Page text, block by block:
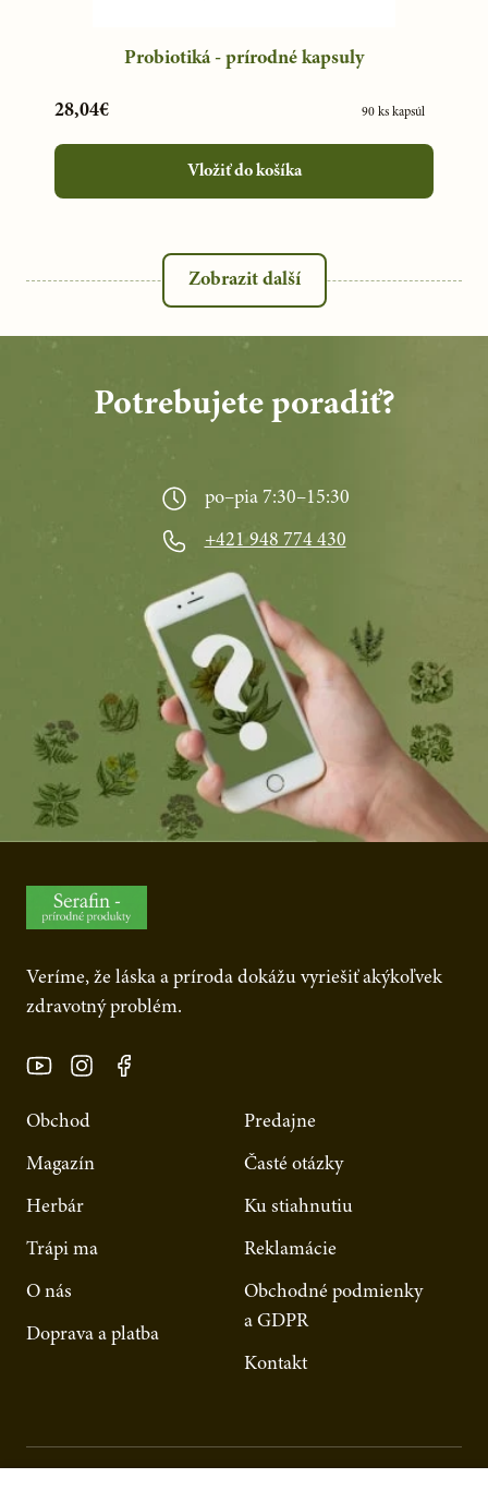
Probiotiká - prírodné kapsuly
28,04€ 90 ks kapsúl
Vložiť do košíka
Zobrazit další
Potrebujete poradiť?
po–pia 7:30–15:30
+421 948 774 430
Veríme, že láska a príroda dokážu vyriešiť akýkoľvek
zdravotný problém.
Obchod
Magazín
Herbár
Trápi ma
O nás
Doprava a platba
Predajne
Časté otázky
Ku stiahnutiu
Reklamácie
Obchodné podmienky
a GDPR
Kontakt